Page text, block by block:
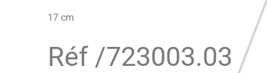
17 cm
Réf /723003.03